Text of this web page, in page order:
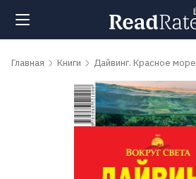
Поиск
Главная Книги Дайвинг. Красное море